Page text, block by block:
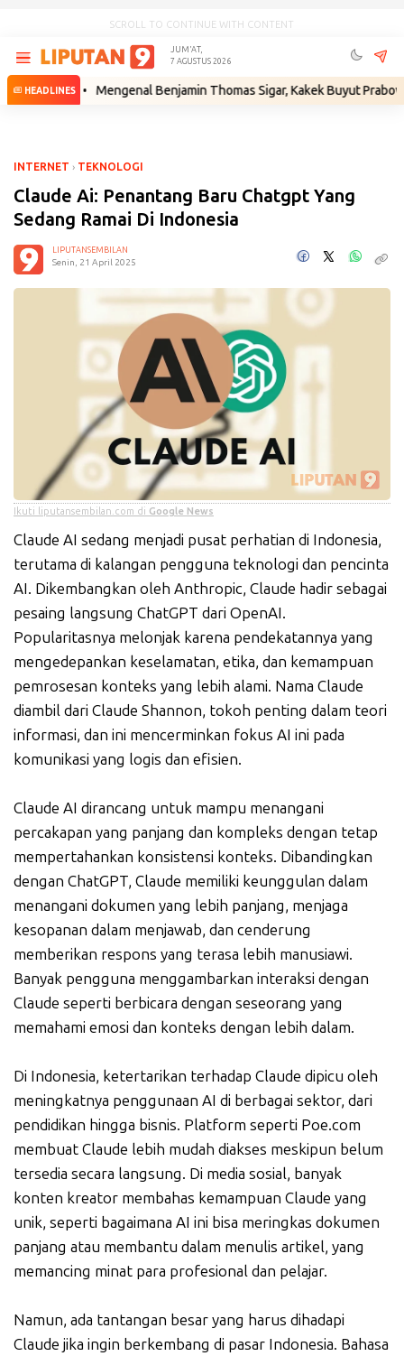
SCROLL TO CONTINUE WITH CONTENT
JUM'AT,
7 AGUSTUS 2026
HEADLINES
• Mengenal Benjamin Thomas Sigar, Kakek Buyut Prabowo dari
INTERNET › TEKNOLOGI
Claude Ai: Penantang Baru Chatgpt Yang
Sedang Ramai Di Indonesia
LIPUTANSEMBILAN
Senin, 21 April 2025
Ikuti liputansembilan.com di Google News
Claude AI sedang menjadi pusat perhatian di Indonesia,
terutama di kalangan pengguna teknologi dan pencinta
AI. Dikembangkan oleh Anthropic, Claude hadir sebagai
pesaing langsung ChatGPT dari OpenAI.
Popularitasnya melonjak karena pendekatannya yang
mengedepankan keselamatan, etika, dan kemampuan
pemrosesan konteks yang lebih alami. Nama Claude
diambil dari Claude Shannon, tokoh penting dalam teori
informasi, dan ini mencerminkan fokus AI ini pada
komunikasi yang logis dan efisien.
Claude AI dirancang untuk mampu menangani
percakapan yang panjang dan kompleks dengan tetap
mempertahankan konsistensi konteks. Dibandingkan
dengan ChatGPT, Claude memiliki keunggulan dalam
menangani dokumen yang lebih panjang, menjaga
kesopanan dalam menjawab, dan cenderung
memberikan respons yang terasa lebih manusiawi.
Banyak pengguna menggambarkan interaksi dengan
Claude seperti berbicara dengan seseorang yang
memahami emosi dan konteks dengan lebih dalam.
Di Indonesia, ketertarikan terhadap Claude dipicu oleh
meningkatnya penggunaan AI di berbagai sektor, dari
pendidikan hingga bisnis. Platform seperti Poe.com
membuat Claude lebih mudah diakses meskipun belum
tersedia secara langsung. Di media sosial, banyak
konten kreator membahas kemampuan Claude yang
unik, seperti bagaimana AI ini bisa meringkas dokumen
panjang atau membantu dalam menulis artikel, yang
memancing minat para profesional dan pelajar.
Namun, ada tantangan besar yang harus dihadapi
Claude jika ingin berkembang di pasar Indonesia. Bahasa